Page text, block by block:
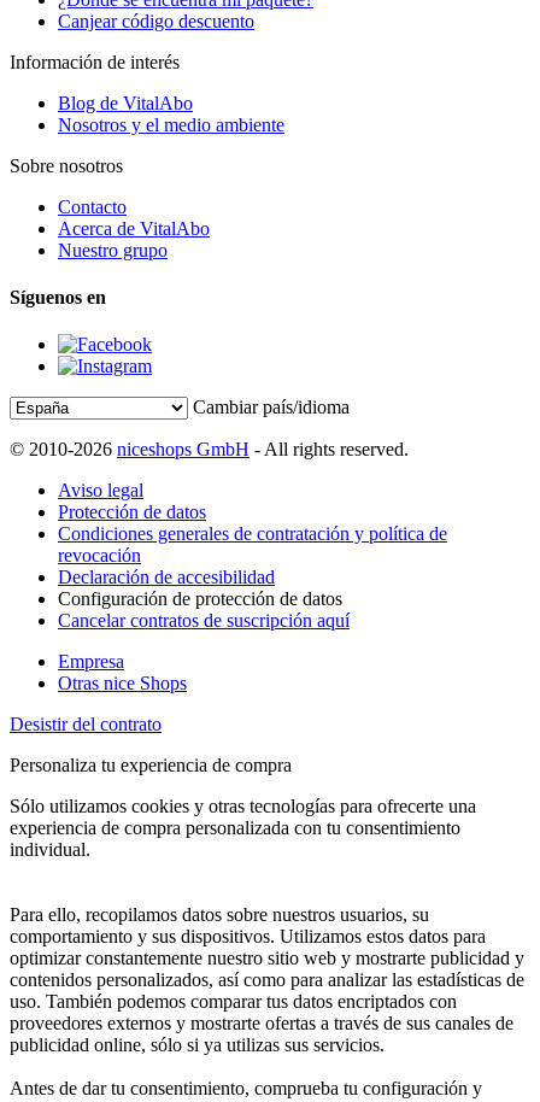
Canjear código descuento
Información de interés
Blog de VitalAbo
Nosotros y el medio ambiente
Sobre nosotros
Contacto
Acerca de VitalAbo
Nuestro grupo
Síguenos en
Cambiar país/idioma
© 2010-2026 niceshops GmbH - All rights reserved.
Aviso legal
Protección de datos
Condiciones generales de contratación y política de
revocación
Declaración de accesibilidad
Configuración de protección de datos
Cancelar contratos de suscripción aquí
Empresa
Otras nice Shops
Desistir del contrato
Personaliza tu experiencia de compra
Sólo utilizamos cookies y otras tecnologías para ofrecerte una
experiencia de compra personalizada con tu consentimiento
individual.
Para ello, recopilamos datos sobre nuestros usuarios, su
comportamiento y sus dispositivos. Utilizamos estos datos para
optimizar constantemente nuestro sitio web y mostrarte publicidad y
contenidos personalizados, así como para analizar las estadísticas de
uso. También podemos comparar tus datos encriptados con
proveedores externos y mostrarte ofertas a través de sus canales de
publicidad online, sólo si ya utilizas sus servicios.
Antes de dar tu consentimiento, comprueba tu configuración y